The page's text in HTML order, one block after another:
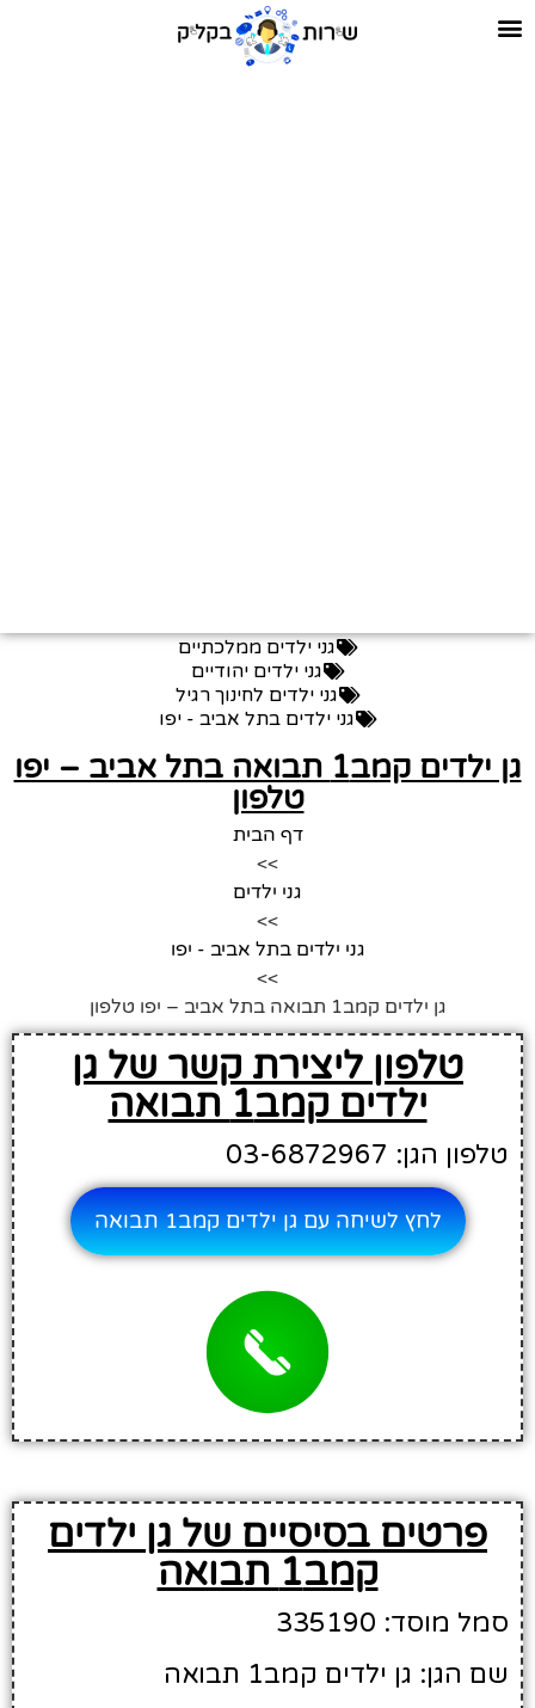
גני ילדים ממלכתיים
גני ילדים יהודיים
גני ילדים לחינוך רגיל
גני ילדים בתל אביב - יפו
גן ילדים קמב1 תבואה בתל אביב – יפו
טלפון
דף הבית
>>
גני ילדים
>>
גני ילדים בתל אביב - יפו
>>
גן ילדים קמב1 תבואה בתל אביב – יפו טלפון
טלפון ליצירת קשר של גן
ילדים קמב1 תבואה
טלפון הגן: 03-6872967
לחץ לשיחה עם גן ילדים קמב1 תבואה
פרטים בסיסיים של גן ילדים
קמב1 תבואה
סמל מוסד: 335190
שם הגן: גן ילדים קמב1 תבואה